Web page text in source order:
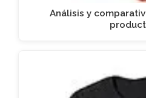
Análisis y